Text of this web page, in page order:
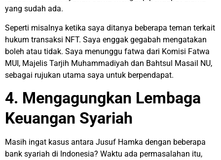
yang sudah ada.
Seperti misalnya ketika saya ditanya beberapa teman terkait
hukum transaksi NFT. Saya enggak gegabah mengatakan
boleh atau tidak. Saya menunggu fatwa dari Komisi Fatwa
MUI, Majelis Tarjih Muhammadiyah dan Bahtsul Masail NU,
sebagai rujukan utama saya untuk berpendapat.
4. Mengagungkan Lembaga
Keuangan Syariah
Masih ingat kasus antara Jusuf Hamka dengan beberapa
bank syariah di Indonesia? Waktu ada permasalahan itu,